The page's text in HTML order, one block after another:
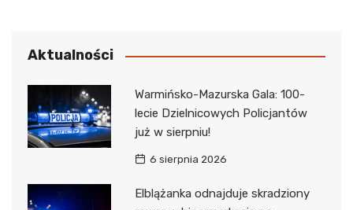
Aktualności
Warmińsko-Mazurska Gala: 100-
lecie Dzielnicowych Policjantów
już w sierpniu!
6 sierpnia 2026
Elblążanka odnajduje skradziony